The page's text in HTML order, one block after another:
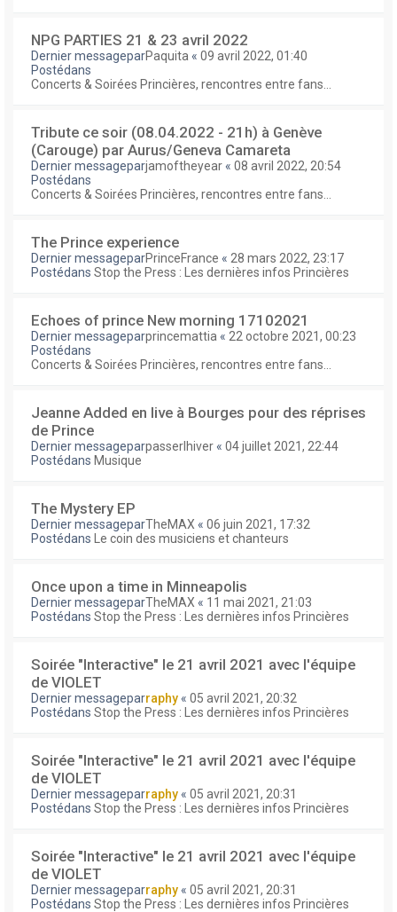
NPG PARTIES 21 & 23 avril 2022
Dernier messageparPaquita « 09 avril 2022, 01:40
Postédans
Concerts & Soirées Princières, rencontres entre fans...
Tribute ce soir (08.04.2022 - 21h) à Genève
(Carouge) par Aurus/Geneva Camareta
Dernier messageparjamoftheyear « 08 avril 2022, 20:54
Postédans
Concerts & Soirées Princières, rencontres entre fans...
The Prince experience
Dernier messageparPrinceFrance « 28 mars 2022, 23:17
Postédans Stop the Press : Les dernières infos Princières
Echoes of prince New morning 17102021
Dernier messageparprincemattia « 22 octobre 2021, 00:23
Postédans
Concerts & Soirées Princières, rencontres entre fans...
Jeanne Added en live à Bourges pour des réprises
de Prince
Dernier messageparpasserlhiver « 04 juillet 2021, 22:44
Postédans Musique
The Mystery EP
Dernier messageparTheMAX « 06 juin 2021, 17:32
Postédans
Le coin des musiciens et chanteurs
Once upon a time in Minneapolis
Dernier messageparTheMAX « 11 mai 2021, 21:03
Postédans Stop the Press : Les dernières infos Princières
Soirée "Interactive" le 21 avril 2021 avec l'équipe
de VIOLET
Dernier messageparraphy « 05 avril 2021, 20:32
Postédans Stop the Press : Les dernières infos Princières
Soirée "Interactive" le 21 avril 2021 avec l'équipe
de VIOLET
Dernier messageparraphy « 05 avril 2021, 20:31
Postédans Stop the Press : Les dernières infos Princières
Soirée "Interactive" le 21 avril 2021 avec l'équipe
de VIOLET
Dernier messageparraphy « 05 avril 2021, 20:31
Postédans Stop the Press : Les dernières infos Princières